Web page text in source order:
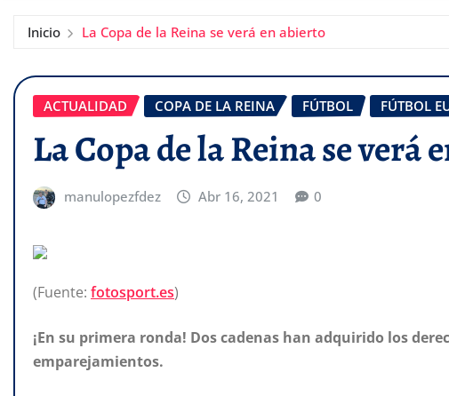
Inicio La Copa de la Reina se verá en abierto
ACTUALIDAD COPA DE LA REINA FÚTBOL FÚTBOL
La Copa de la Reina se verá
manulopezfdez Abr 16, 2021 0
(Fuente: fotosport.es)
¡En su primera ronda! Dos cadenas han adquirido los
emparejamientos.